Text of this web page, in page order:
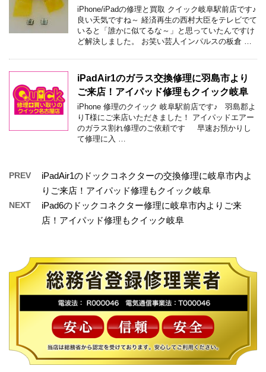
iPhone/iPadの修理と買取 クイック岐阜駅前店です♪
良い天気ですね～ 経済再生の西村大臣をテレビでて
いると「誰かに似てるな～」と思っていたんですけ
ど解決しました。 お笑い芸人インパルスの板倉 …
iPadAir1のガラス交換修理に羽島市より
ご来店！アイパッド修理もクイック岐阜
iPhone 修理のクイック 岐阜駅前店です♪ 羽島郡よ
りT様にご来店いただきました！ アイパッドエアー
のガラス割れ修理のご依頼です 早速お預かりし
て修理に入 …
PREV
iPadAir1のドックコネクターの交換修理に岐阜市内よ
りご来店！アイパッド修理もクイック岐阜
NEXT
iPad6のドックコネクター修理に岐阜市内よりご来
店！アイパッド修理もクイック岐阜